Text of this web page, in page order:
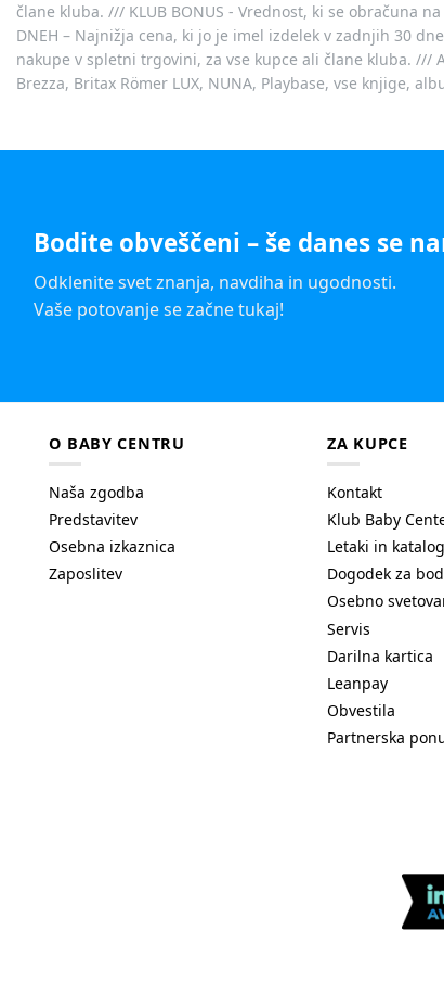
člane kluba. /// KLUB BONUS - Vrednost, ki se obračuna
DNEH – Najnižja cena, ki jo je imel izdelek v zadnjih 30
nakupe v spletni trgovini, za vse kupce ali člane kluba. ///
Brezza, Britax Römer LUX, NUNA, Playbase, vse knjige,
Bodite obveščeni – še danes se
Odklenite svet znanja, navdiha in ugodnosti.
Vaše potovanje se začne tukaj!
O BABY CENTRU
Naša zgodba
Predstavitev
Osebna izkaznica
Zaposlitev
ZA KUPCE
Kontakt
Klub Baby
Letaki in
Dogodek za
Osebno
Servis
Darilna kartica
Leanpay
Obvestila
Partnerska